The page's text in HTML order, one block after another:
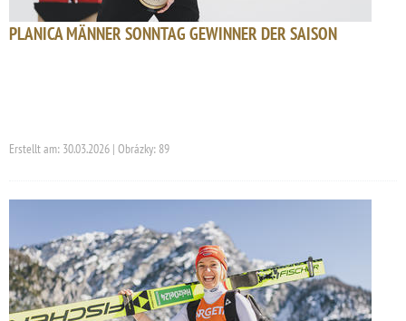
PLANICA MÄNNER SONNTAG GEWINNER DER SAISON
Erstellt am: 30.03.2026 | Obrázky: 89